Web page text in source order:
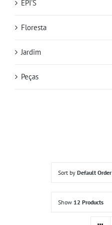
Sort by Default Order
Show 12 Products
EPI'S
Floresta
Jardim
Peças